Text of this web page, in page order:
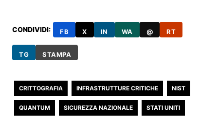
CONDIVIDI: FB X IN WA @ RT
TG STAMPA
CRITTOGRAFIA INFRASTRUTTURE CRITICHE NIST
QUANTUM SICUREZZA NAZIONALE STATI UNITI